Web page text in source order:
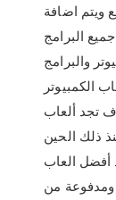
ويتم اضافة
علي جميع البرامج
والبرامج
الكمبيوتر
تجد ألعاب
ذلك الحين
أفضل العاب
ومدفوعة من